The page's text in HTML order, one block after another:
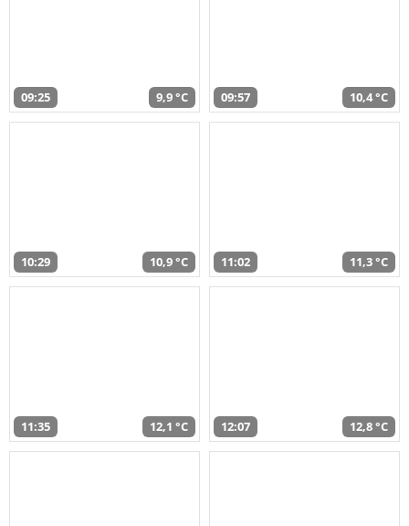
09:25 9,9 °C 09:57 10,4 °C
10:29 10,9 °C 11:02 11,3 °C
11:35 12,1 °C 12:07 12,8 °C